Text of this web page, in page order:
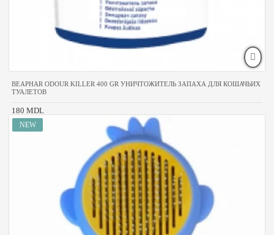
BEAPHAR ODOUR KILLER 400 GR УНИЧТОЖИТЕЛЬ ЗАПАХА ДЛЯ КОШАЧЬИХ
ТУАЛЕТОВ
180 MDL